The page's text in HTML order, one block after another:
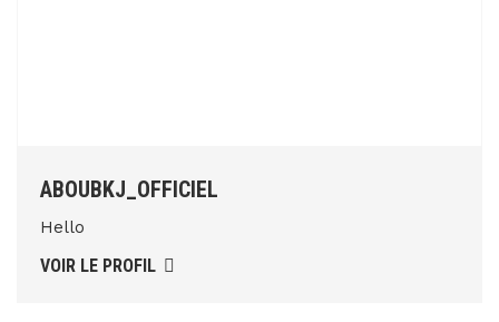
ABOUBKJ_OFFICIEL
Hello
VOIR LE PROFIL